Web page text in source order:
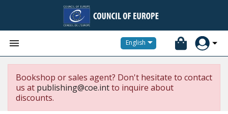
 English
Bookshop or sales agent? Don't hesitate to contact
us at publishing@coe.intto inquire about
discounts.